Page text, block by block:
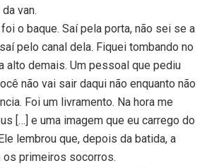
van.
foi o baque. Saí pela porta, não sei se a
pelo canal dela. Fiquei tombando no
alto demais. Um pessoal que pediu
não vai sair daqui não enquanto não
Foi um livramento. Na hora me
[…] e uma imagem que eu carrego do
lembrou que, depois da batida, a
primeiros socorros.